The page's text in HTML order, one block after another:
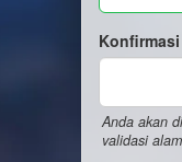
Anda akan
validasi